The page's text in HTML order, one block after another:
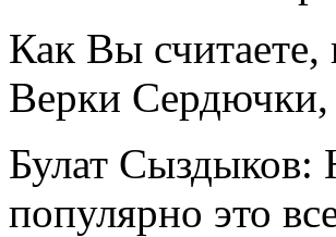
Как Вы считаете,
Верки Сердючки,
Булат Сыздыков:
популярно это